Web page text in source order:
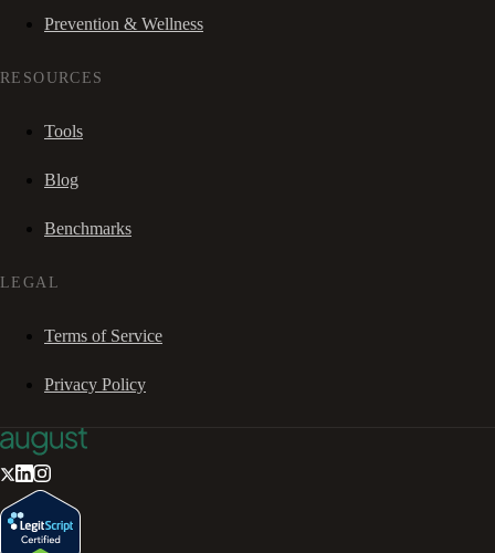
Prevention & Wellness
RESOURCES
Tools
Blog
Benchmarks
LEGAL
Terms of Service
Privacy Policy